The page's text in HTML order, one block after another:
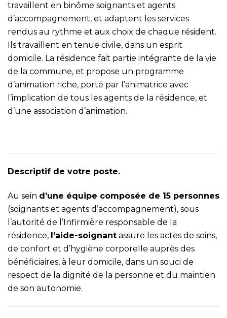
travaillent en binôme soignants et agents
d’accompagnement, et adaptent les services
rendus au rythme et aux choix de chaque résident.
Ils travaillent en tenue civile, dans un esprit
domicile. La résidence fait partie intégrante de la vie
de la commune, et propose un programme
d’animation riche, porté par l’animatrice avec
l’implication de tous les agents de la résidence, et
d’une association d’animation.
Descriptif de votre poste.
Au sein d’une équipe composée de 15 personnes
(soignants et agents d’accompagnement), sous
l’autorité de l’Infirmière responsable de la
résidence, l’aide-soignant assure les actes de soins,
de confort et d’hygiène corporelle auprès des
bénéficiaires, à leur domicile, dans un souci de
respect de la dignité de la personne et du maintien
de son autonomie.